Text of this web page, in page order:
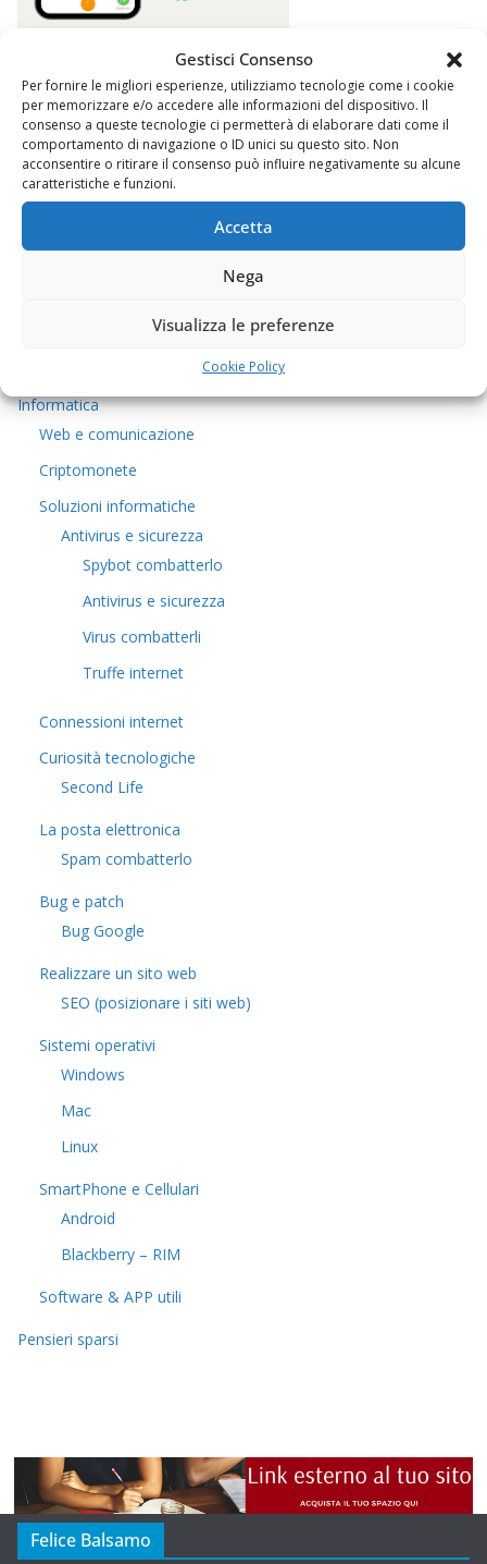
Gestisci Consenso
Per fornire le migliori esperienze, utilizziamo tecnologie come i cookie
per memorizzare e/o accedere alle informazioni del dispositivo. Il
consenso a queste tecnologie ci permetterà di elaborare dati come il
comportamento di navigazione o ID unici su questo sito. Non
acconsentire o ritirare il consenso può influire negativamente su alcune
caratteristiche e funzioni.
Accetta
Nega
Visualizza le preferenze
Cookie Policy
Argomenti
Chi sono
Come contattarmi
La buona cucina
Informatica
Web e comunicazione
Criptomonete
Soluzioni informatiche
Antivirus e sicurezza
Spybot combatterlo
Antivirus e sicurezza
Virus combatterli
Truffe internet
Connessioni internet
Curiosità tecnologiche
​Second Life
La posta elettronica
Spam combatterlo
Bug e patch
Bug Google
Realizzare un sito web
SEO (posizionare i siti web)
Sistemi operativi
Windows
Mac
Linux
SmartPhone e Cellulari
Android
Blackberry – RIM
Software & APP utili
Pensieri sparsi
Felice Balsamo